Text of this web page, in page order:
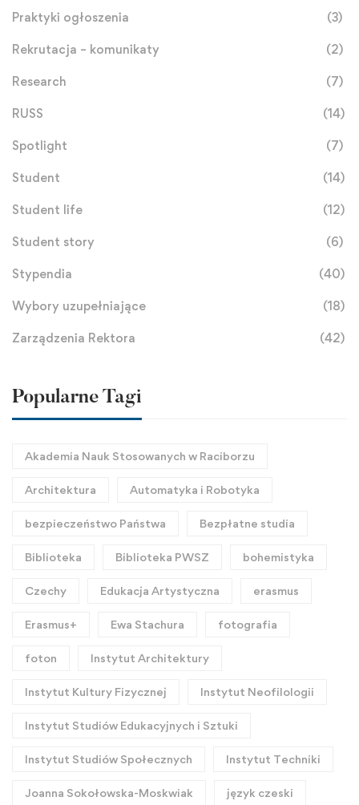
Praktyki ogłoszenia (3)
Rekrutacja – komunikaty (2)
Research (7)
RUSS (14)
Spotlight (7)
Student (14)
Student life (12)
Student story (6)
Stypendia (40)
Wybory uzupełniające (18)
Zarządzenia Rektora (42)
Popularne Tagi
Akademia Nauk Stosowanych w Raciborzu
Architektura Automatyka i Robotyka
bezpieczeństwo Państwa Bezpłatne studia
Biblioteka Biblioteka PWSZ bohemistyka
Czechy Edukacja Artystyczna erasmus
Erasmus+ Ewa Stachura fotografia
foton Instytut Architektury
Instytut Kultury Fizycznej Instytut Neofilologii
Instytut Studiów Edukacyjnych i Sztuki
Instytut Studiów Społecznych Instytut Techniki
Joanna Sokołowska-Moskwiak język czeski